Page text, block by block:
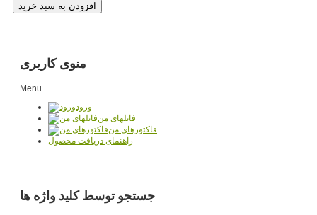
منوی کاربری
Menu
ورود
فایلهای من
فاکتورهای من
راهنمای دریافت محصول
جستجو توسط کلید واژه ها